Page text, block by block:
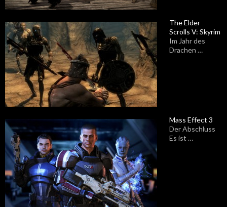
The Elder
Scrolls V: Skyrim
Im Jahr des
Drachen …
Mass Effect 3
Der Abschluss
Es ist …